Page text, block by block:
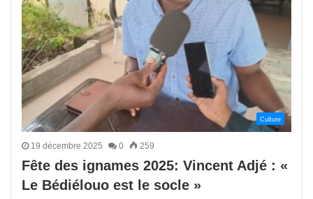
Culture
19 décembre 2025 0 259
Fête des ignames 2025: Vincent Adjé : «
Le Bédiélouo est le socle »